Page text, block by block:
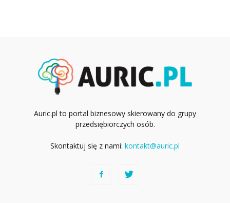
Auric.pl to portal biznesowy skierowany do grupy
przedsiębiorczych osób.
Skontaktuj się z nami: kontakt@auric.pl